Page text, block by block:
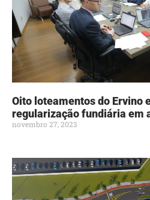
Oito loteamentos do Ervino
regularização fundiária em
novembro 27, 2023